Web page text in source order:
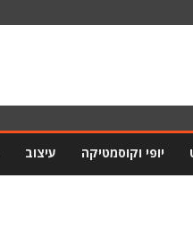
יופי וקוסמטיקה עיצוב